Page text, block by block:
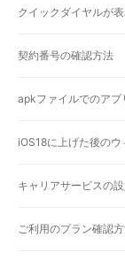
クイックダイヤルが
契約番号の確認方法
apkファイルでのアプ
iOS18に上げた後の
キャリアサービスの
ご利用のプラン確認